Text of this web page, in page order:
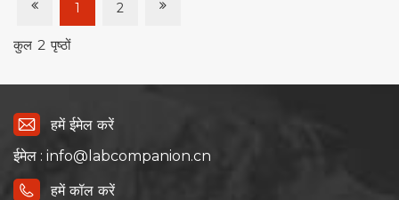
1 2
कुल 2 पृष्ठों
हमें ईमेल करें
ईमेल : info@labcompanion.cn
हमें कॉल करें